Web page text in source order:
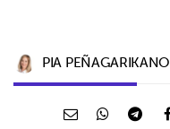
PIA PEÑAGARIKANO